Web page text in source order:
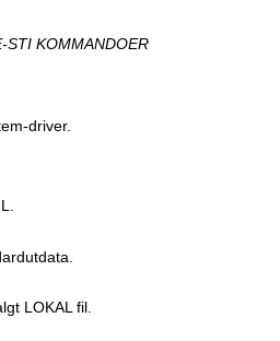
STI KOMMANDOER
driver.
LOKAL fil.